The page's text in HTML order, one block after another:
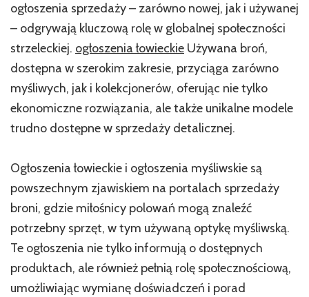
ogłoszenia sprzedaży – zarówno nowej, jak i używanej
– odgrywają kluczową rolę w globalnej społeczności
strzeleckiej. ogłoszenia łowieckie Używana broń,
dostępna w szerokim zakresie, przyciąga zarówno
myśliwych, jak i kolekcjonerów, oferując nie tylko
ekonomiczne rozwiązania, ale także unikalne modele
trudno dostępne w sprzedaży detalicznej.
Ogłoszenia łowieckie i ogłoszenia myśliwskie są
powszechnym zjawiskiem na portalach sprzedaży
broni, gdzie miłośnicy polowań mogą znaleźć
potrzebny sprzęt, w tym używaną optykę myśliwską.
Te ogłoszenia nie tylko informują o dostępnych
produktach, ale również pełnią rolę społecznościową,
umożliwiając wymianę doświadczeń i porad